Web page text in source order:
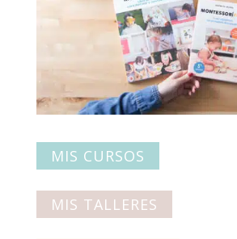
MIS CURSOS
MIS TALLERES